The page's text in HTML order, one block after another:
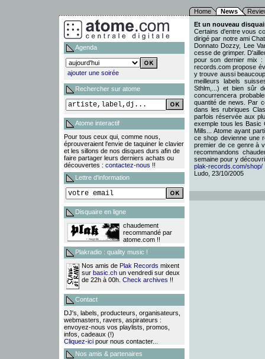
Home News
Agenda
ajouter une soirée
Rechercher sur atome
Atome interactif
Pour tous ceux qui, comme nous,
éprouveraient l'envie de taquiner le clavier
et les sillons de nos disques durs afin de
faire partager leurs derniers achats ou
découvertes : contactez-nous !!
Lettre d'information
Disquaire en ligne
chaudement
recommandé par
atome.com !!
Plakradio : quality music !
Nos amis de Plak Records mixent
sur basic.ch un vendredi sur deux
de 22h à 00h. Check archives !!
Contact
DJ's, labels, producteurs, organisateurs,
webmasters, ravers, aspirateurs :
envoyez-nous vos playlists, promos,
infos, cadeaux (!)
Cliquez-ici pour nous contacter...
Nos amis & partenaires
Et un nouveau
Certains d'entre vous
dirigé par notre ami
Donnato Dozzy, Lee
cesse de grimper.
pour son dernier mix :
records.com propose
y trouve aussi
meilleurs labels
Sthlm,...) et bien sûr
concurrencera
quantité de news. Par
dans les rubriques
parfois réservée aux
exemple tous les Basic
Mills... Atome ayant
ce shop devienne une
premier de ce genre à
recommandons
semaine pour y
plak-records.com/shop/
Ludo, 23/10/2005